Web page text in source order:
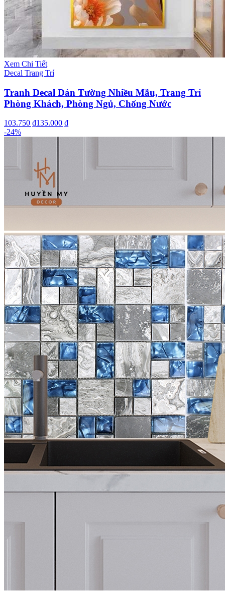
Xem Chi Tiết
Decal Trang Trí
Tranh Decal Dán Tường Nhiều Mẫu, Trang Trí
Phòng Khách, Phòng Ngủ, Chống Nước
103.750 ₫135.000 ₫
-24%